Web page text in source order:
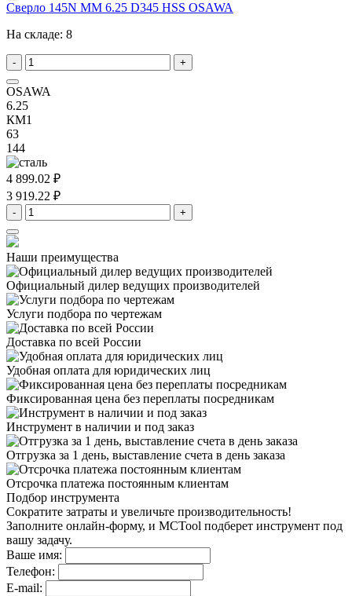
Сверло 145N MM 6.25 D345 HSS OSAWA
На складе: 8
- +
OSAWA
6.25
КМ1
63
144
4 899.02 ₽
3 919.22 ₽
- +
Наши преимущества
Официальный дилер ведущих производителей
Услуги подбора по чертежам
Доставка по всей России
Удобная оплата для юридических лиц
Фиксированная цена без переплаты посредникам
Инструмент в наличии и под заказ
Отгрузка за 1 день, выставление счета в день заказа
Отсрочка платежа постоянным клиентам
Подбор инструмента
Сократите затраты и увеличьте производительность!
Заполните онлайн-форму, и MCTool подберет инструмент под
вашу задачу.
Ваше имя:
Телефон:
E-mail: